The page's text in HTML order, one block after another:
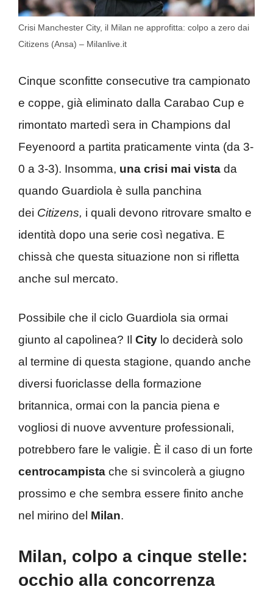
Crisi Manchester City, il Milan ne approfitta: colpo a zero dai
Citizens (Ansa) – Milanlive.it
Cinque sconfitte consecutive tra campionato
e coppe, già eliminato dalla Carabao Cup e
rimontato martedì sera in Champions dal
Feyenoord a partita praticamente vinta (da 3-
0 a 3-3). Insomma, una crisi mai vista da
quando Guardiola è sulla panchina
dei Citizens, i quali devono ritrovare smalto e
identità dopo una serie così negativa. E
chissà che questa situazione non si rifletta
anche sul mercato.
Possibile che il ciclo Guardiola sia ormai
giunto al capolinea? Il City lo deciderà solo
al termine di questa stagione, quando anche
diversi fuoriclasse della formazione
britannica, ormai con la pancia piena e
vogliosi di nuove avventure professionali,
potrebbero fare le valigie. È il caso di un forte
centrocampista che si svincolerà a giugno
prossimo e che sembra essere finito anche
nel mirino del Milan.
Milan, colpo a cinque stelle:
occhio alla concorrenza